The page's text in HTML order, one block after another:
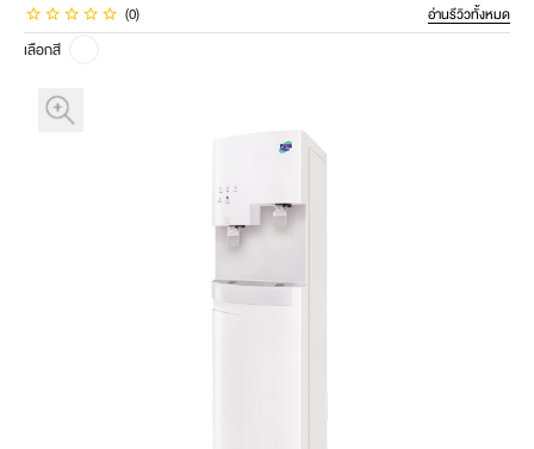
(0) อ่านรีวิวทั้งหมด
เลือกสี